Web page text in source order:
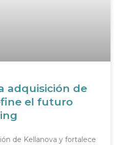
adquisición de
el futuro
de Kellanova y fortalece